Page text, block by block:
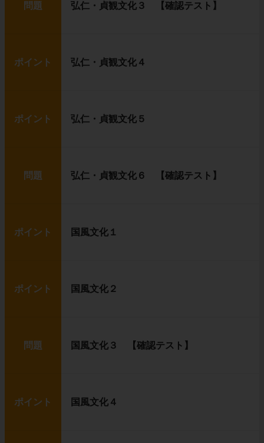
問題 弘仁・貞観文化３ 【確認テスト】
ポイント 弘仁・貞観文化４
ポイント 弘仁・貞観文化５
問題 弘仁・貞観文化６ 【確認テスト】
ポイント 国風文化１
ポイント 国風文化２
問題 国風文化３ 【確認テスト】
ポイント 国風文化４